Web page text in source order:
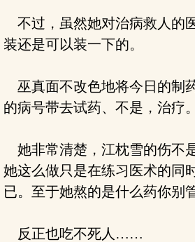
不过，虽然她对治病救人的
装还是可以装一下的。
巫真面不改色地将今日的制
的病号带去试药、不是，治疗。
她非常清楚，江枕雪的伤不
她这么做只是在练习医术的同
已。至于她熬的是什么药你别管
反正也吃不死人……